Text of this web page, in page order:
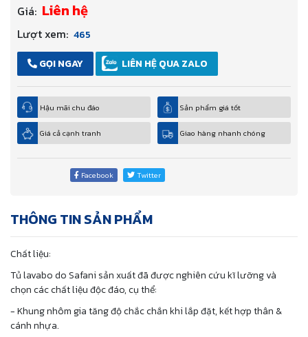
Giá: Liên hệ
Lượt xem: 465
GỌI NGAY
LIÊN HỆ QUA ZALO
Hậu mãi chu đáo Sản phẩm giá tốt
Giá cả cạnh tranh Giao hàng nhanh chóng
Facebook Twitter
THÔNG TIN SẢN PHẨM
Chất liệu:
Tủ lavabo do Safani sản xuất đã được nghiên cứu kĩ lưỡng và
chọn các chất liệu độc đáo, cụ thể:
- Khung nhôm gia tăng độ chắc chắn khi lắp đặt, kết hợp thân &
cánh nhựa.